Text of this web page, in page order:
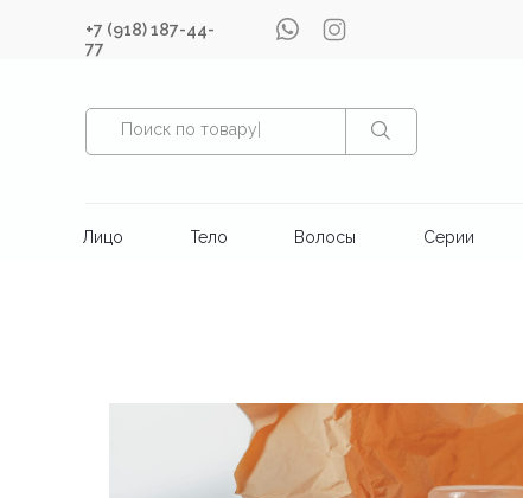
Лицо Тело Волосы Серии
+7 (918) 187-44-
77
Поиск по товару